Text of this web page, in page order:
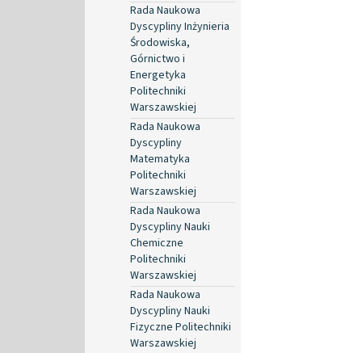
Rada Naukowa
Dyscypliny Inżynieria
Środowiska,
Górnictwo i
Energetyka
Politechniki
Warszawskiej
Rada Naukowa
Dyscypliny
Matematyka
Politechniki
Warszawskiej
Rada Naukowa
Dyscypliny Nauki
Chemiczne
Politechniki
Warszawskiej
Rada Naukowa
Dyscypliny Nauki
Fizyczne Politechniki
Warszawskiej